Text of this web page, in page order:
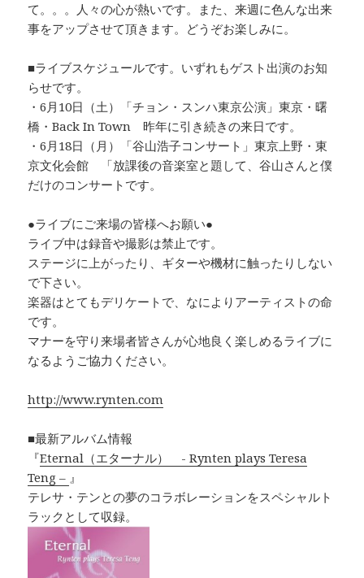
て。。。人々の心が熱いです。また、来週に色んな出来
事をアップさせて頂きます。どうぞお楽しみに。
■ライブスケジュールです。いずれもゲスト出演のお知
らせです。
・6月10日（土）「チョン・スンハ東京公演」東京・曙
橋・Back In Town 昨年に引き続きの来日です。
・6月18日（月）「谷山浩子コンサート」東京上野・東
京文化会館 「放課後の音楽室と題して、谷山さんと僕
だけのコンサートです。
●ライブにご来場の皆様へお願い●
ライブ中は録音や撮影は禁止です。
ステージに上がったり、ギターや機材に触ったりしない
で下さい。
楽器はとてもデリケートで、なによりアーティストの命
です。
マナーを守り来場者皆さんが心地良く楽しめるライブに
なるようご協力ください。
http://www.rynten.com
■最新アルバム情報
『Eternal（エターナル） - Rynten plays Teresa
Teng – 』
テレサ・テンとの夢のコラボレーションをスペシャルト
ラックとして収録。